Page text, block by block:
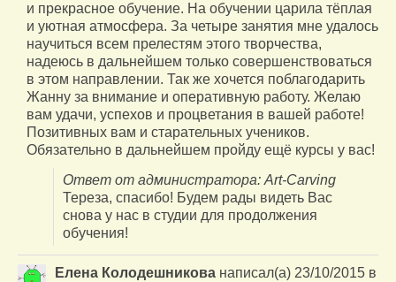
и прекрасное обучение. На обучении царила тёплая
и уютная атмосфера. За четыре занятия мне удалось
научиться всем прелестям этого творчества,
надеюсь в дальнейшем только совершенствоваться
в этом направлении. Так же хочется поблагодарить
Жанну за внимание и оперативную работу. Желаю
вам удачи, успехов и процветания в вашей работе!
Позитивных вам и старательных учеников.
Обязательно в дальнейшем пройду ещё курсы у вас!
Ответ от администратора: Art-Carving
Тереза, спасибо! Будем рады видеть Вас
снова у нас в студии для продолжения
обучения!
Елена Колодешникова написал(а) 23/10/2015 в